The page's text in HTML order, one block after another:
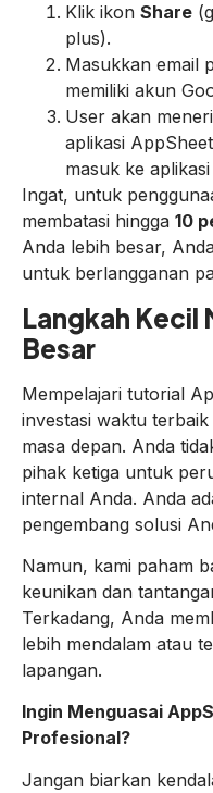
Klik ikon Share
plus).
Masukkan email
memiliki akun
User akan
aplikasi
masuk ke
Ingat, untuk
membatasi hingga 10
Anda lebih besar,
untuk berlangganan
Langkah Kecil
Besar
Mempelajari tutorial
investasi waktu
masa depan. Anda
pihak ketiga untuk
internal Anda. Anda
pengembang solusi
Namun, kami paham
keunikan dan
Terkadang, Anda
lebih mendalam atau
lapangan.
Ingin Menguasai
Profesional?
Jangan biarkan